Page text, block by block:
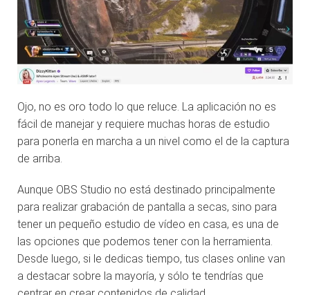
Ojo, no es oro todo lo que reluce. La aplicación no es
fácil de manejar y requiere muchas horas de estudio
para ponerla en marcha a un nivel como el de la captura
de arriba.
Aunque OBS Studio no está destinado principalmente
para realizar grabación de pantalla a secas, sino para
tener un pequeño estudio de vídeo en casa, es una de
las opciones que podemos tener con la herramienta.
Desde luego, si le dedicas tiempo, tus clases online van
a destacar sobre la mayoría, y sólo te tendrías que